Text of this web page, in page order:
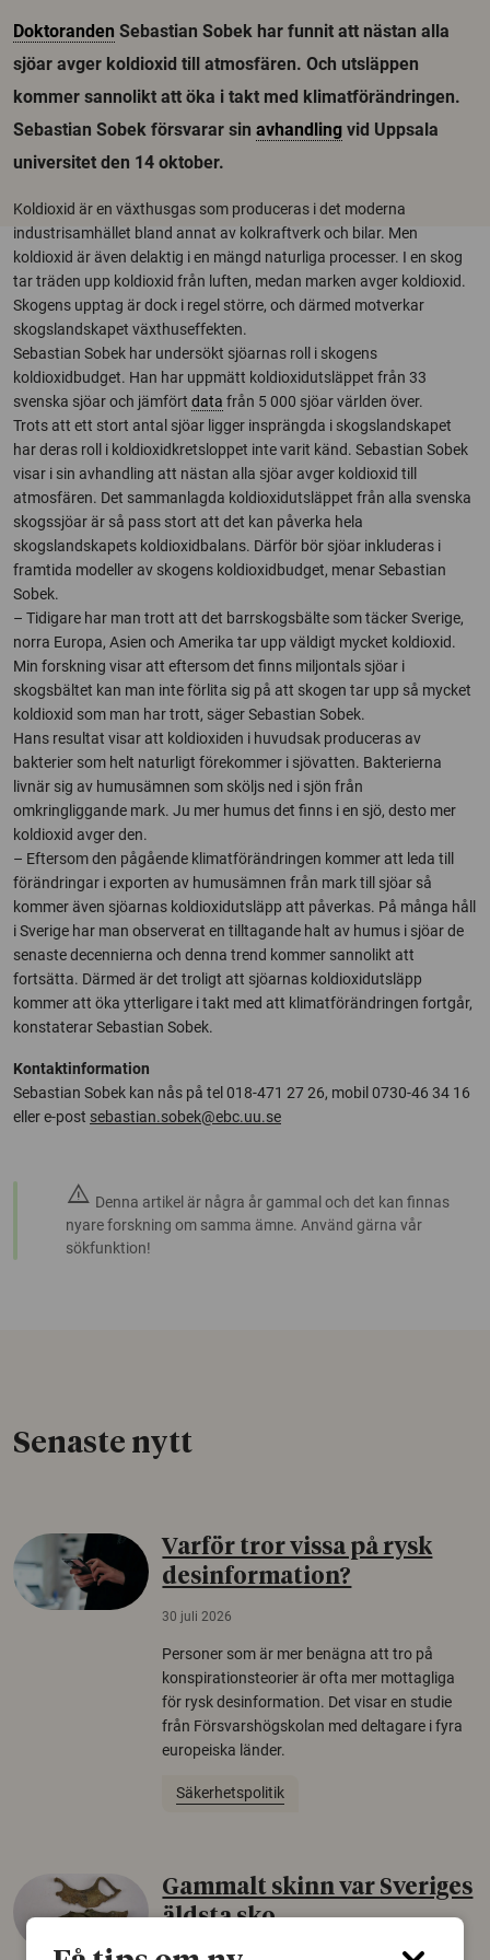
Doktoranden Sebastian Sobek har funnit att nästan alla
sjöar avger koldioxid till atmosfären. Och utsläppen
kommer sannolikt att öka i takt med klimatförändringen.
Sebastian Sobek försvarar sin avhandling vid Uppsala
universitet den 14 oktober.
Koldioxid är en växthusgas som produceras i det moderna
industrisamhället bland annat av kolkraftverk och bilar. Men
koldioxid är även delaktig i en mängd naturliga processer. I en skog
tar träden upp koldioxid från luften, medan marken avger koldioxid.
Skogens upptag är dock i regel större, och därmed motverkar
skogslandskapet växthuseffekten.
Sebastian Sobek har undersökt sjöarnas roll i skogens
koldioxidbudget. Han har uppmätt koldioxidutsläppet från 33
svenska sjöar och jämfört data från 5 000 sjöar världen över.
Trots att ett stort antal sjöar ligger insprängda i skogslandskapet
har deras roll i koldioxidkretsloppet inte varit känd. Sebastian Sobek
visar i sin avhandling att nästan alla sjöar avger koldioxid till
atmosfären. Det sammanlagda koldioxidutsläppet från alla svenska
skogssjöar är så pass stort att det kan påverka hela
skogslandskapets koldioxidbalans. Därför bör sjöar inkluderas i
framtida modeller av skogens koldioxidbudget, menar Sebastian
Sobek.
– Tidigare har man trott att det barrskogsbälte som täcker Sverige,
norra Europa, Asien och Amerika tar upp väldigt mycket koldioxid.
Min forskning visar att eftersom det finns miljontals sjöar i
skogsbältet kan man inte förlita sig på att skogen tar upp så mycket
koldioxid som man har trott, säger Sebastian Sobek.
Hans resultat visar att koldioxiden i huvudsak produceras av
bakterier som helt naturligt förekommer i sjövatten. Bakterierna
livnär sig av humusämnen som sköljs ned i sjön från
omkringliggande mark. Ju mer humus det finns i en sjö, desto mer
koldioxid avger den.
– Eftersom den pågående klimatförändringen kommer att leda till
förändringar i exporten av humusämnen från mark till sjöar så
kommer även sjöarnas koldioxidutsläpp att påverkas. På många håll
i Sverige har man observerat en tilltagande halt av humus i sjöar de
senaste decennierna och denna trend kommer sannolikt att
fortsätta. Därmed är det troligt att sjöarnas koldioxidutsläpp
kommer att öka ytterligare i takt med att klimatförändringen fortgår,
konstaterar Sebastian Sobek.
Kontaktinformation
Sebastian Sobek kan nås på tel 018-471 27 26, mobil 0730-46 34 16
eller e-post sebastian.sobek@ebc.uu.se
warning Denna artikel är några år gammal och det kan finnas
nyare forskning om samma ämne. Använd gärna vår
sökfunktion!
Senaste nytt
Varför tror vissa på rysk
desinformation?
30 juli 2026
Personer som är mer benägna att tro på
konspirationsteorier är ofta mer mottagliga
för rysk desinformation. Det visar en studie
från Försvarshögskolan med deltagare i fyra
europeiska länder.
Säkerhetspolitik
Gammalt skinn var Sveriges
äldsta sko
22 juni 2026